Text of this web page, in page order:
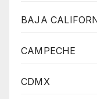
BAJA
CAMPECHE
CDMX